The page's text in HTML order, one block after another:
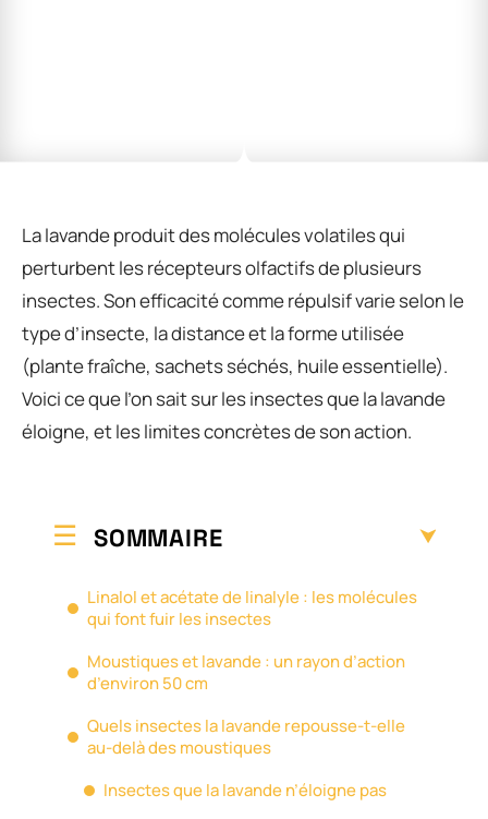
La lavande produit des molécules volatiles qui
perturbent les récepteurs olfactifs de plusieurs
insectes. Son efficacité comme répulsif varie selon le
type d’insecte, la distance et la forme utilisée
(plante fraîche, sachets séchés, huile essentielle).
Voici ce que l’on sait sur les insectes que la lavande
éloigne, et les limites concrètes de son action.
SOMMAIRE
Linalol et acétate de linalyle : les molécules
qui font fuir les insectes
Moustiques et lavande : un rayon d’action
d’environ 50 cm
Quels insectes la lavande repousse-t-elle
au-delà des moustiques
Insectes que la lavande n’éloigne pas